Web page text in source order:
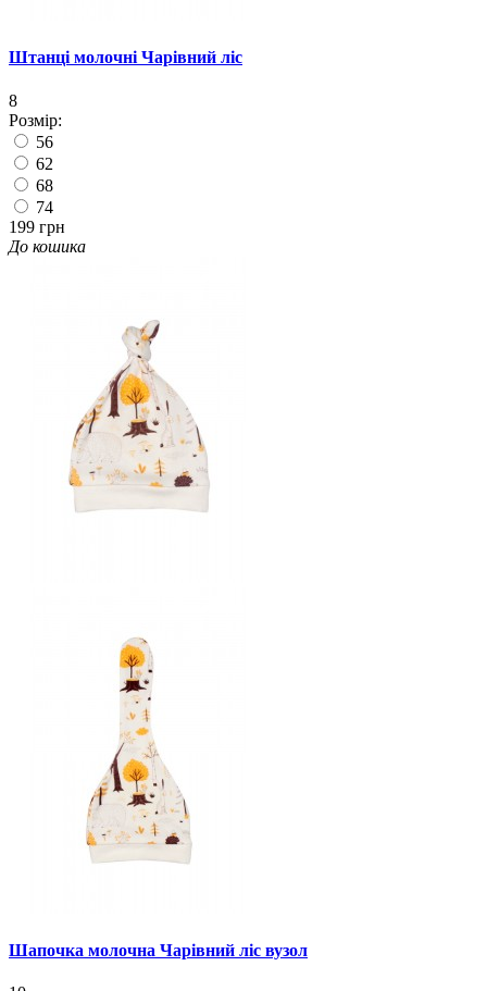
Штанці молочні Чарівний ліс
8
Розмір:
56
62
68
74
199 грн
До кошика
Шапочка молочна Чарівний ліс вузол